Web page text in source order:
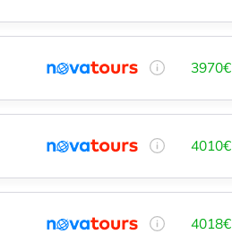
3970€
4010€
4018€